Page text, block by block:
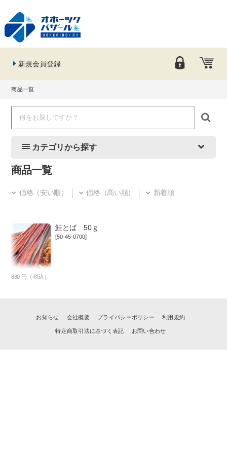
新規会員登録
商品一覧
カテゴリから探す
商品一覧
価格（安い順） 価格（高い順） 新着順
鮭とば 50ｇ
[50-45-0700]
880 円（税込）
お知らせ 会社概要 プライバシーポリシー 利用規約
特定商取引法に基づく表記 お問い合わせ